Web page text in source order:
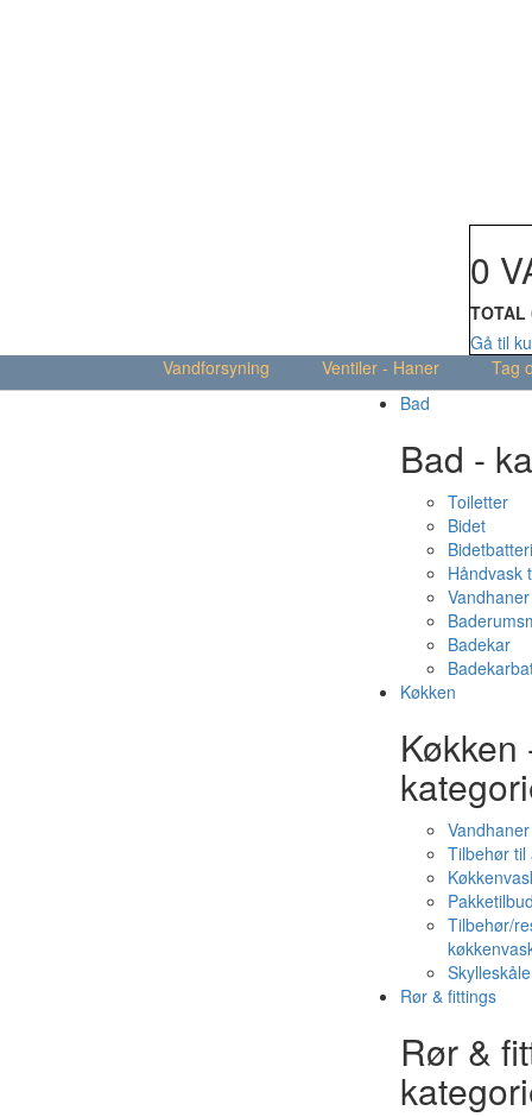
0
TOTAL
Gå til
Vandforsyning
Ventiler - Haner Tag
Bad
Bad -
Toiletter
Bidet
Håndvask
Badekar
Køkken
Køkken
Vandhaner
Tilbehør
Tilbehør/
Rør & fittings
Rør &